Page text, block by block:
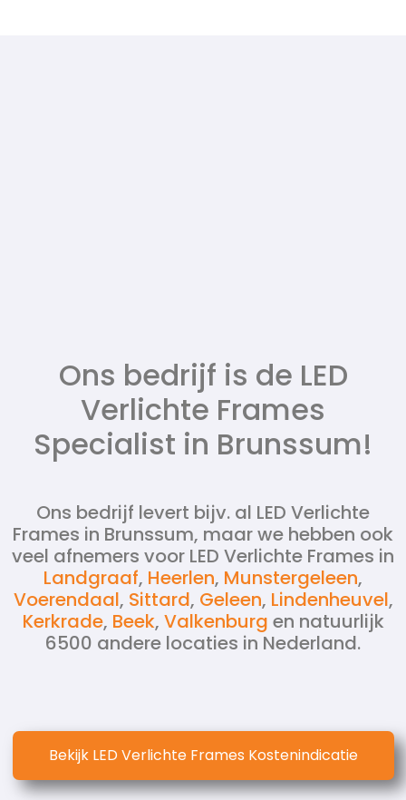
Ons bedrijf is de LED
Verlichte Frames
Specialist in Brunssum!
Ons bedrijf levert bijv. al LED Verlichte
Frames in Brunssum, maar we hebben ook
veel afnemers voor LED Verlichte Frames in
Landgraaf, Heerlen, Munstergeleen,
Voerendaal, Sittard, Geleen, Lindenheuvel,
Kerkrade, Beek, Valkenburg en natuurlijk
6500 andere locaties in Nederland.
Bekijk LED Verlichte Frames Kostenindicatie